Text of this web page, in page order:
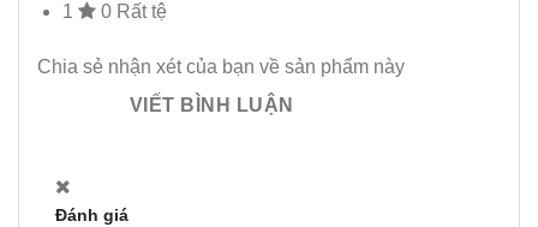
1 0 Rất tệ
Chia sẻ nhận xét của bạn về sản phẩm này
VIẾT BÌNH LUẬN
Đánh giá